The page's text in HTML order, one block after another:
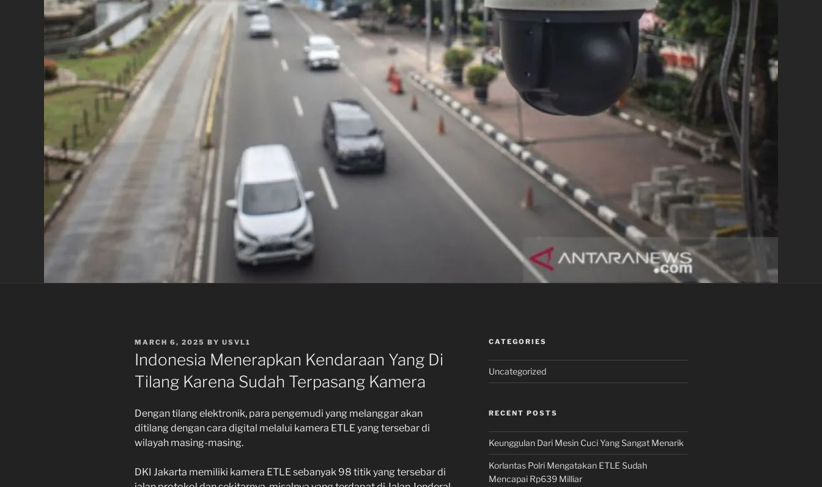
POSTED
ON
MARCH 6, 2025 BY USVL1
Indonesia Menerapkan Kendaraan Yang Di
Tilang Karena Sudah Terpasang Kamera
Dengan tilang elektronik, para pengemudi yang melanggar akan
ditilang dengan cara digital melalui kamera ETLE yang tersebar di
wilayah masing-masing.
DKI Jakarta memiliki kamera ETLE sebanyak 98 titik yang tersebar di
CATEGORIES
Uncategorized
RECENT POSTS
Keunggulan Dari Mesin Cuci Yang Sangat Menarik
Korlantas Polri Mengatakan ETLE Sudah
Mencapai Rp639 Milliar